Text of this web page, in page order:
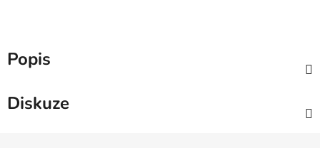
Popis
Diskuze